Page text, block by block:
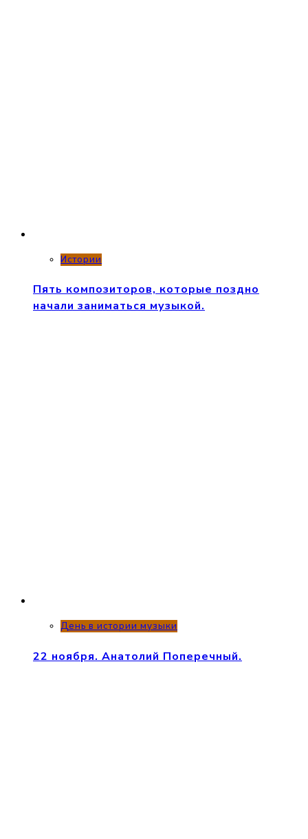
Истории
Пять композиторов, которые поздно
начали заниматься музыкой.
День в истории музыки
22 ноября. Анатолий Поперечный.